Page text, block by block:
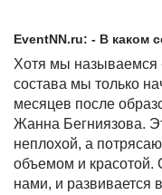
EventNN.ru: - В каком
Хотя мы называемся
состава мы только
месяцев после
Жанна Бегниязова.
неплохой, а
объемом и красотой.
нами, и развивается